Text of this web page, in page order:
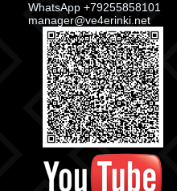
WhatsApp +79255858101
manager@ve4erinki.net